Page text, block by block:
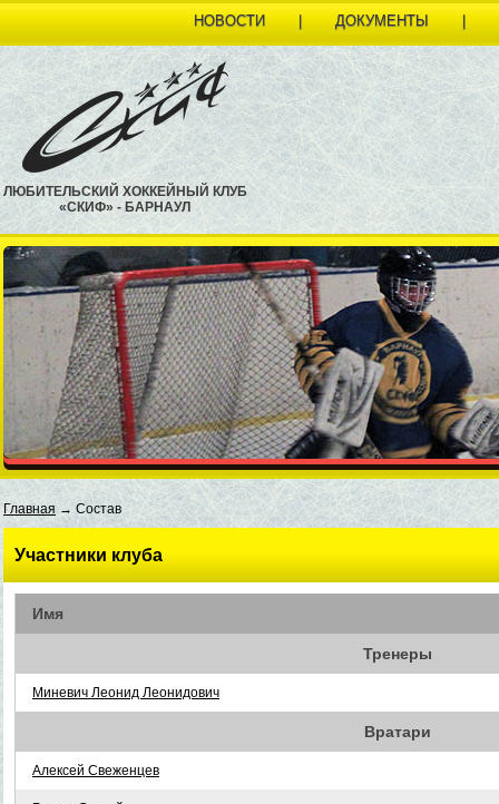
НОВОСТИ | ДОКУМЕНТЫ |
ЛЮБИТЕЛЬСКИЙ ХОККЕЙНЫЙ КЛУБ
«СКИФ» - БАРНАУЛ
Главная → Состав
Участники клуба
Имя
Тренеры
Миневич Леонид Леонидович
Вратари
Алексей Свеженцев